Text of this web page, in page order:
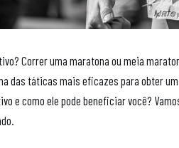
Correr uma maratona ou meia
das táticas mais eficazes para obter
e como ele pode beneficiar você?